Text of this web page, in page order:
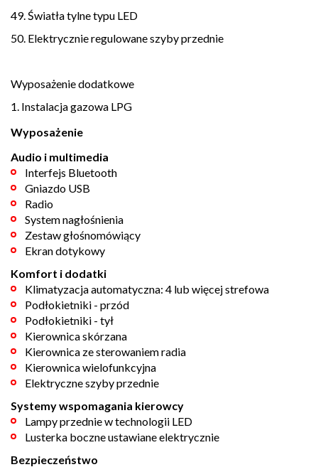
49. Światła tylne typu LED
50. Elektrycznie regulowane szyby przednie
Wyposażenie dodatkowe
1. Instalacja gazowa LPG
Wyposażenie
Audio i multimedia
Interfejs Bluetooth
Gniazdo USB
Radio
System nagłośnienia
Zestaw głośnomówiący
Ekran dotykowy
Komfort i dodatki
Klimatyzacja automatyczna: 4 lub więcej strefowa
Podłokietniki - przód
Podłokietniki - tył
Kierownica skórzana
Kierownica ze sterowaniem radia
Kierownica wielofunkcyjna
Elektryczne szyby przednie
Systemy wspomagania kierowcy
Lampy przednie w technologii LED
Lusterka boczne ustawiane elektrycznie
Bezpieczeństwo